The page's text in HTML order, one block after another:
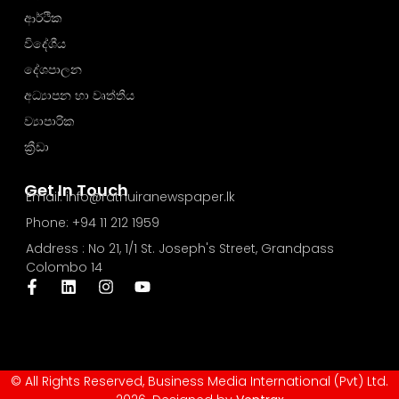
Get In Touch
Email: info@rathuiranewspaper.lk
Phone: +94 11 212 1959
Address : No 21, 1/1 St. Joseph's Street, Grandpass
Colombo 14
ආර්ථික
විදේශීය
දේශපාලන
අධ්‍යාපන හා වෘත්තීය
ව්‍යාපාරික
ක්‍රීඩා
© All Rights Reserved, Business Media International (Pvt) Ltd.